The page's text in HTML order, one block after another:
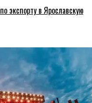
экспорту в Ярославскую